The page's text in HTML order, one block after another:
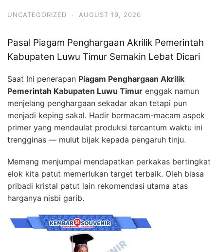
UNCATEGORIZED · AUGUST 19, 2020
Pasal Piagam Penghargaan Akrilik Pemerintah
Kabupaten Luwu Timur Semakin Lebat Dicari
Saat Ini penerapan Piagam Penghargaan Akrilik
Pemerintah Kabupaten Luwu Timur enggak namun
menjelang penghargaan sekadar akan tetapi pun
menjadi keping sakal. Hadir bermacam-macam aspek
primer yang mendaulat produksi tercantum waktu ini
trengginas — mulut bijak kepada pengaruh tinju.
Memang menjumpai mendapatkan perkakas bertingkat
elok kita patut memerlukan target terbaik. Oleh biasa
pribadi kristal patut lain rekomendasi utama atas
harganya nisbi garib.